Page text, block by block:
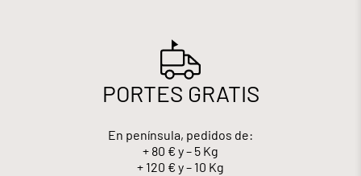
PORTES GRATIS
En península, pedidos de:
+ 80 € y – 5 Kg
+ 120 € y – 10 Kg